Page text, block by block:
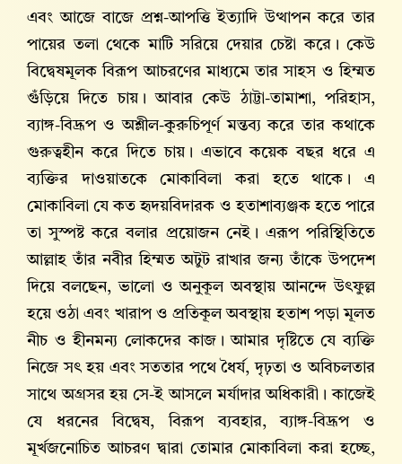
এবং আজে বাজে প্রশ্ন-আপত্তি ইত্যাদি উত্থাপন করে তার
পায়ের তলা থেকে মাটি সরিয়ে দেয়ার চেষ্টা করে। কেউ
বিদ্বেষমূলক বিরূপ আচরণের মাধ্যমে তার সাহস ও হিম্মত
গুঁড়িয়ে দিতে চায়। আবার কেউ ঠাট্টা-তামাশা, পরিহাস,
ব্যাঙ্গ-বিদ্রূপ ও অশ্লীল-কুরুচিপূর্ণ মন্তব্য করে তার কথাকে
গুরুত্বহীন করে দিতে চায়। এভাবে কয়েক বছর ধরে এ
ব্যক্তির দাওয়াতকে মোকাবিলা করা হতে থাকে। এ
মোকাবিলা যে কত হৃদয়বিদারক ও হতাশাব্যঞ্জক হতে পারে
তা সুস্পষ্ট করে বলার প্রয়োজন নেই। এরূপ পরিস্থিতিতে
আল্লাহ তাঁর নবীর হিম্মত অটুট রাখার জন্য তাঁকে উপদেশ
দিয়ে বলছেন, ভালো ও অনুকূল অবস্থায় আনন্দে উৎফুল্ল
হয়ে ওঠা এবং খারাপ ও প্রতিকূল অবস্থায় হতাশ পড়া মূলত
নীচ ও হীনমন্য লোকদের কাজ। আমার দৃষ্টিতে যে ব্যক্তি
নিজে সৎ হয় এবং সততার পথে ধৈর্য, দৃঢ়তা ও অবিচলতার
সাথে অগ্রসর হয় সে-ই আসলে মর্যাদার অধিকারী। কাজেই
যে ধরনের বিদ্বেষ, বিরূপ ব্যবহার, ব্যাঙ্গ-বিদ্রূপ ও
মূর্খজনোচিত আচরণ দ্বারা তোমার মোকাবিলা করা হচ্ছে,